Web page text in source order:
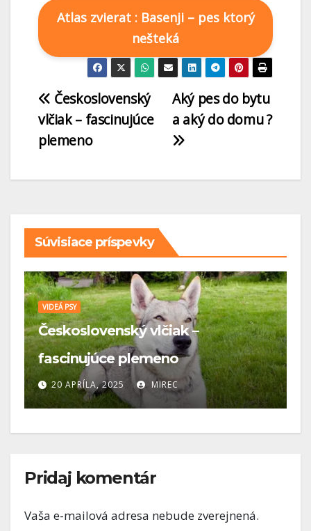
Atlas zvierat : Basenji – pes ktorý
nešteká
Aký pes do bytu
a aký do domu ?
Československý
vlčiak – fascinujúce
plemeno
Súvisiace príspevky
VIDEÁ PSY
Československý vlčiak –
fascinujúce plemeno
20 APRÍLA, 2025 MIREC
Pridaj komentár
Vaša e-mailová adresa nebude zverejnená.